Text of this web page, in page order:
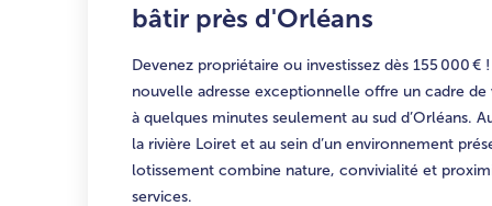
bâtir près d'Orléans
Devenez propriétaire ou investissez dès 155 000 €
nouvelle adresse exceptionnelle offre un cadre de
à quelques minutes seulement au sud d’Orléans.
la rivière Loiret et au sein d’un environnement
lotissement combine nature, convivialité et
services.